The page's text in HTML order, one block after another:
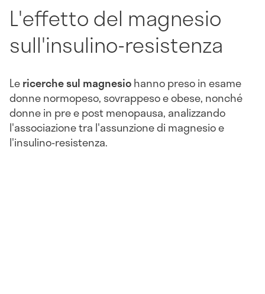
L'effetto del magnesio
sull'insulino-resistenza
Lericerche sul magnesiohanno preso in esame
donne normopeso, sovrappeso e obese, nonché
donne in pre e post menopausa, analizzando
l'associazione tra l'assunzione di magnesio e
l'insulino-resistenza.